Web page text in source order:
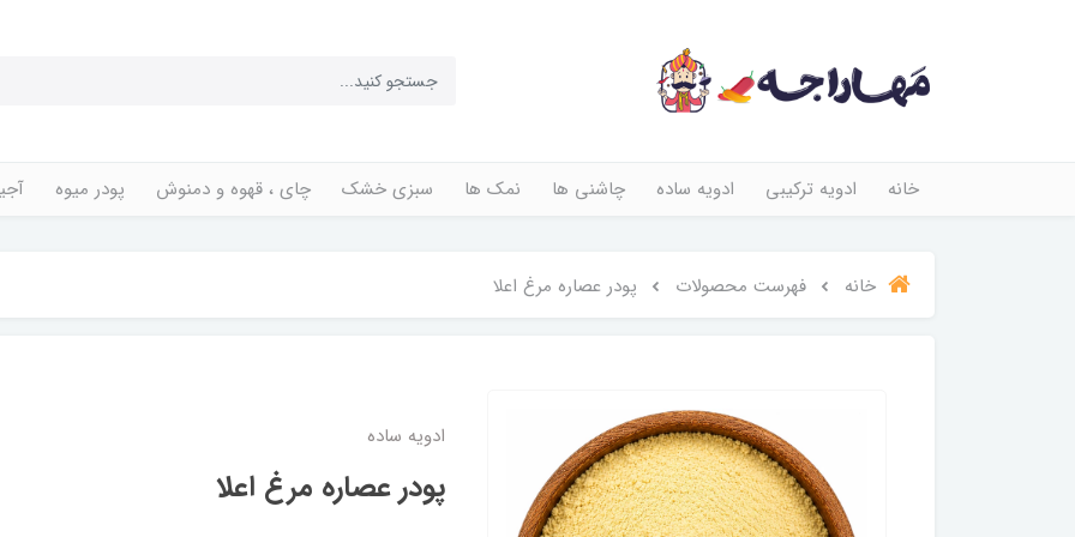
خانه ادویه ترکیبی ادویه ساده چاشنی ها نمک ها سبزی خشک چای ، قهوه و دمنوش پودر میوه
خانه فهرست محصولات پودر عصاره مرغ اعلا
ادویه ساده
پودر عصاره مرغ اعلا